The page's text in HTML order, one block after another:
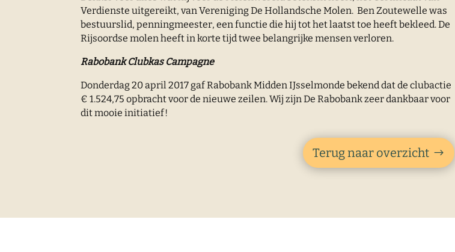
Verdienste uitgereikt, van Vereniging De Hollandsche Molen. Ben Zoutewelle was
bestuurslid, penningmeester, een functie die hij tot het laatst toe heeft bekleed. De
Rijsoordse molen heeft in korte tijd twee belangrijke mensen verloren.
Rabobank Clubkas Campagne
Donderdag 20 april 2017 gaf Rabobank Midden IJsselmonde bekend dat de clubactie
€ 1.524,75 opbracht voor de nieuwe zeilen. Wij zijn De Rabobank zeer dankbaar voor
dit mooie initiatief!
Terug naar overzicht